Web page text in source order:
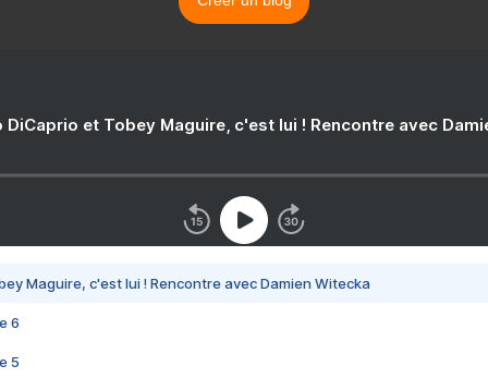
DiCaprio et Tobey Maguire, c'est lui ! Rencontre avec
Maguire, c'est lui ! Rencontre avec Damien Witecka
6
5